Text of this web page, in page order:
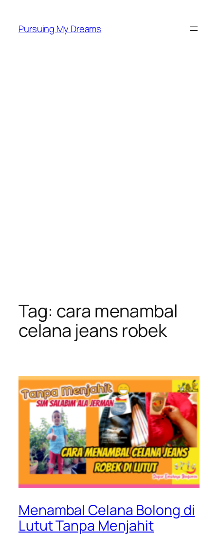
content
Pursuing My Dreams
Tag: cara menambal
celana jeans robek
Menambal Celana Bolong di
Lutut Tanpa Menjahit